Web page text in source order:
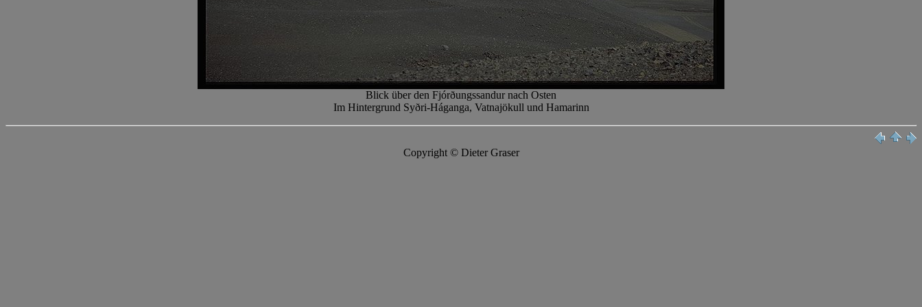
Blick über den Fjórðungssandur nach Osten
Im Hintergrund Syðri-Háganga, Vatnajökull und Hamarinn
Copyright © Dieter Graser